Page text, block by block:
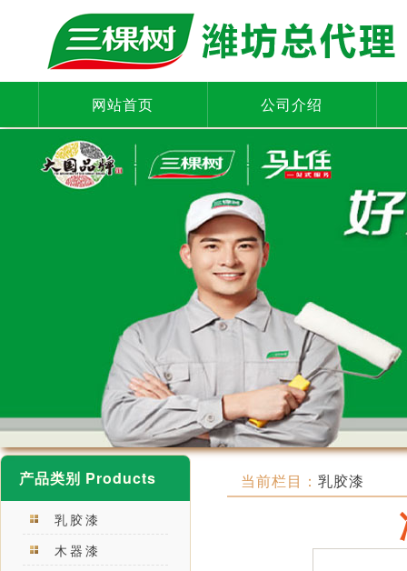
网站首页 公司介绍
产品类别 Products
乳胶漆
木器漆
当前栏目： 乳胶漆